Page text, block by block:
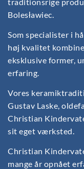
Bolesławiec.
Som specialister i
høj kvalitet
eksklusive former,
erfaring.
Vores
Gustav Laske,
Christian
sit eget værksted.
Christian
mange år opnået